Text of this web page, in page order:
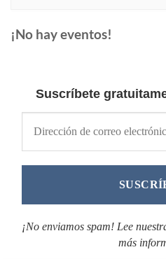
¡No hay eventos!
Suscríbete
¡No enviamos spam! Lee
más